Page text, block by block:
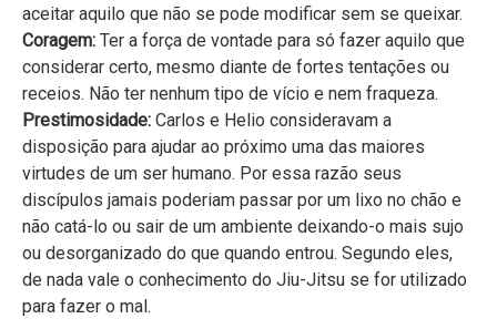
aceitar aquilo que não se pode modificar sem se queixar.
Coragem: Ter a força de vontade para só fazer aquilo que
considerar certo, mesmo diante de fortes tentações ou
receios. Não ter nenhum tipo de vício e nem fraqueza.
Prestimosidade: Carlos e Helio consideravam a
disposição para ajudar ao próximo uma das maiores
virtudes de um ser humano. Por essa razão seus
discípulos jamais poderiam passar por um lixo no chão e
não catá-lo ou sair de um ambiente deixando-o mais sujo
ou desorganizado do que quando entrou. Segundo eles,
de nada vale o conhecimento do Jiu-Jitsu se for utilizado
para fazer o mal.